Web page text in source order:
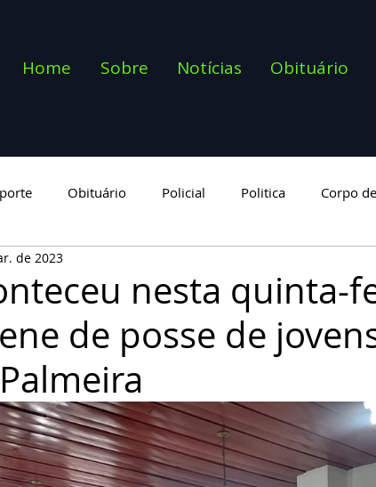
Home Sobre Notícias Obituário
Obituário Policial Politica Corpo
Nova categoria
nesta quinta-
de posse de
de 2023